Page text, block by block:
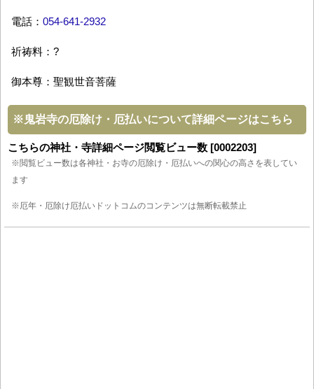
電話： 054-641-2932
祈祷料：?
御本尊：聖観世音菩薩
※鬼岩寺の厄除け・厄払いについて詳細ページはこちら
こちらの神社・寺詳細ページ閲覧ビュー数 [0002203]
※閲覧ビュー数は各神社・お寺の厄除け・厄払いへの関心の高さを表してい
ます
※厄年・厄除け厄払いドットコムのコンテンツは無断転載禁止